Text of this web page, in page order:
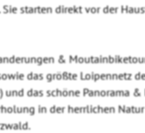
starten direkt vor der
&
das größte Loipennetz
das schöne Panorama
in der herrlichen